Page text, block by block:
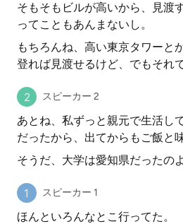
そもそもビルが高いから、見渡
ってこともあんまないし。
もちろんね、高い東京タワーと
登れば見渡せるけど、でもそれ
スピーカー 2
あとね、私ずっと親元で生活し
だったから、出てからもご飯と
そうだ、大学は愛知県だったの
スピーカー 1
ほんといろんなとこ行ってた。